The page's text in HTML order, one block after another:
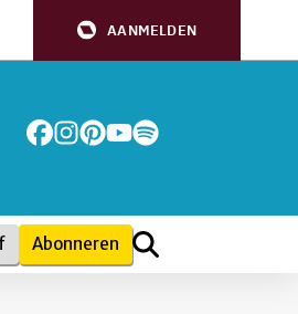
AANMELDEN
Abonneren